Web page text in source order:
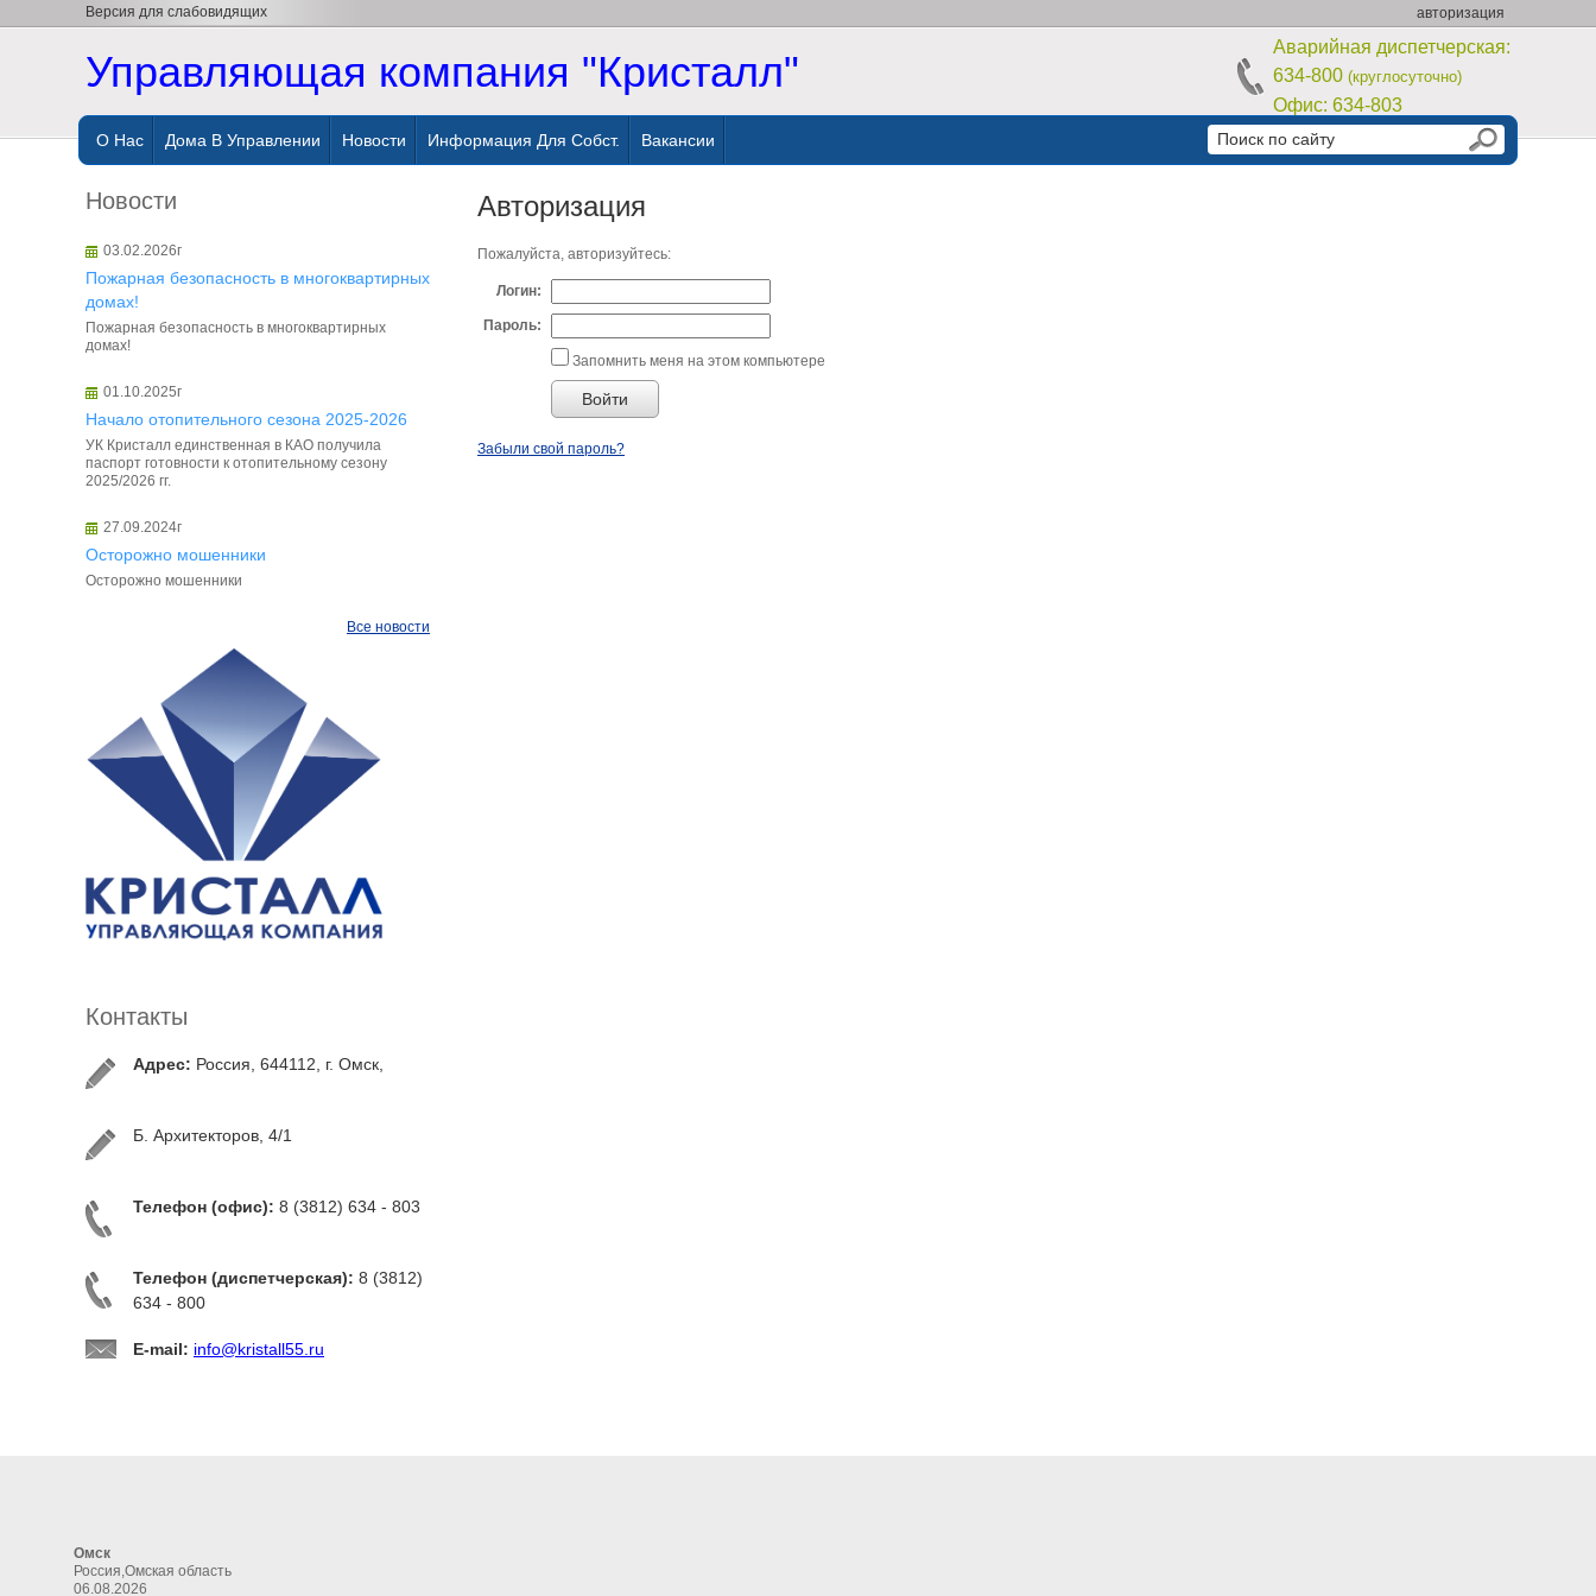
Версия для слабовидящих авторизация
Управляющая компания "Кристалл"
Аварийная диспетчерская:
634-800 (круглосуточно)
Офис: 634-803
О Нас Дома В Управлении Новости Информация Для Собст. Вакансии
Новости
03.02.2026г
Пожарная безопасность в многоквартирных
домах!
Пожарная безопасность в многоквартирных
домах!
01.10.2025г
Начало отопительного сезона 2025-2026
УК Кристалл единственная в КАО получила
паспорт готовности к отопительному сезону
2025/2026 гг.
27.09.2024г
Осторожно мошенники
Осторожно мошенники
Все новости
Контакты
Адрес: Россия, 644112, г. Омск,
Б. Архитекторов, 4/1
Телефон (офис): 8 (3812) 634 - 803
Телефон (диспетчерская): 8 (3812)
634 - 800
E-mail: info@kristall55.ru
Авторизация
Пожалуйста, авторизуйтесь:
Логин:
Пароль:
Запомнить меня на этом компьютере
Забыли свой пароль?
Омск
Россия,Омская область
06.08.2026